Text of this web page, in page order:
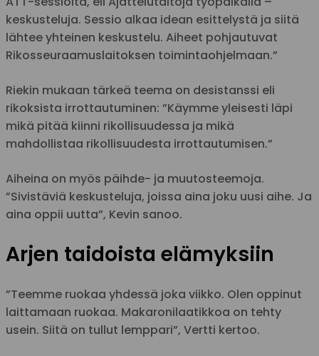
keskusteluja. Sessio alkaa idean esittelystä ja siitä
lähtee yhteinen keskustelu. Aiheet pohjautuvat
Rikosseuraamuslaitoksen toimintaohjelmaan.”
Riekin mukaan tärkeä teema on desistanssi eli
rikoksista irrottautuminen: ”Käymme yleisesti läpi
mikä pitää kiinni rikollisuudessa ja mikä
mahdollistaa rikollisuudesta irrottautumisen.”
Aiheina on myös päihde- ja muutosteemoja.
”Sivistäviä keskusteluja, joissa aina joku uusi aihe. Ja
aina oppii uutta”, Kevin sanoo.
Arjen taidoista elämyksiin
”Teemme ruokaa yhdessä joka viikko. Olen oppinut
laittamaan ruokaa. Makaronilaatikkoa on tehty
usein. Siitä on tullut lemppari”, Vertti kertoo.